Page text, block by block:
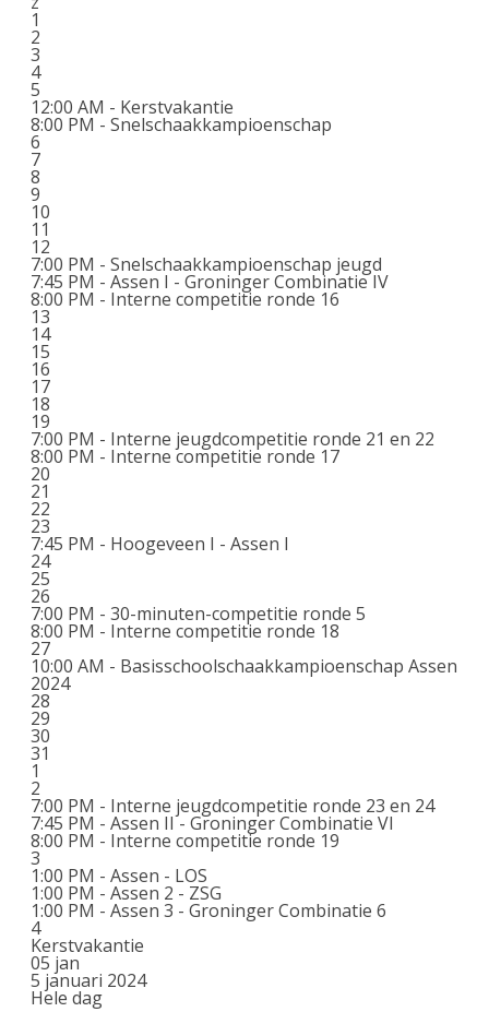
1
2
3
4
5
12:00 AM - Kerstvakantie
8:00 PM - Snelschaakkampioenschap
6
7
8
9
10
11
12
7:00 PM - Snelschaakkampioenschap jeugd
7:45 PM - Assen I - Groninger Combinatie IV
8:00 PM - Interne competitie ronde 16
13
14
15
16
17
18
19
7:00 PM - Interne jeugdcompetitie ronde 21 en 22
8:00 PM - Interne competitie ronde 17
20
21
22
23
7:45 PM - Hoogeveen I - Assen I
24
25
26
7:00 PM - 30-minuten-competitie ronde 5
8:00 PM - Interne competitie ronde 18
27
10:00 AM - Basisschoolschaakkampioenschap Assen
2024
28
29
30
31
1
2
7:00 PM - Interne jeugdcompetitie ronde 23 en 24
7:45 PM - Assen II - Groninger Combinatie VI
8:00 PM - Interne competitie ronde 19
3
1:00 PM - Assen - LOS
1:00 PM - Assen 2 - ZSG
1:00 PM - Assen 3 - Groninger Combinatie 6
4
Kerstvakantie
05 jan
5 januari 2024
Hele dag